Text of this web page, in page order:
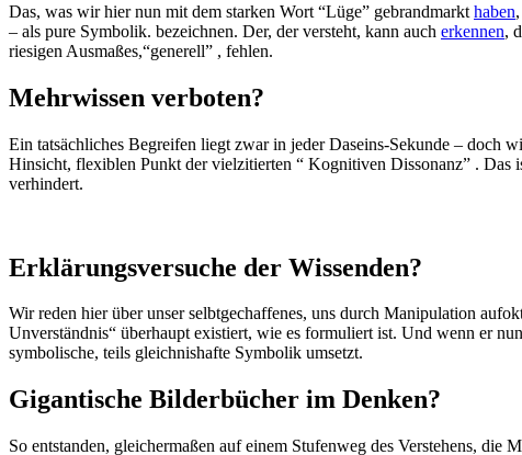
Das, was wir hier nun mit dem starken Wort “Lüge” gebrandmarkt haben
– als pure Symbolik. bezeichnen. Der, der versteht, kann auch erkennen,
riesigen Ausmaßes,“generell” , fehlen.
Mehrwissen verboten?
Ein tatsächliches Begreifen liegt zwar in jeder Daseins-Sekunde – doch
Hinsicht, flexiblen Punkt der vielzitierten “ Kognitiven Dissonanz” . Das
verhindert.
Erklärungsversuche der Wissenden?
Wir reden hier über unser selbtgechaffenes, uns durch Manipulation
Unverständnis“ überhaupt existiert, wie es formuliert ist. Und wenn er
symbolische, teils gleichnishafte Symbolik umsetzt.
Gigantische Bilderbücher im Denken?
So entstanden, gleichermaßen auf einem Stufenweg des Verstehens, die